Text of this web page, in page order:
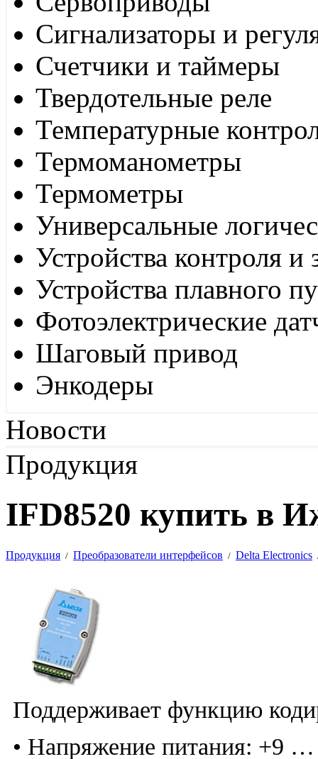
Сигнализаторы и
Счетчики и таймеры
Твердотельные реле
Температурные
Термоманометры
Термометры
Универсальные
Устройства контроля
Устройства плавного
Фотоэлектрические
Шаговый привод
Энкодеры
Новости
Продукция
IFD8520 купить в
Продукция / Преобразователи интерфейсов / Delta Electronics
Поддерживает функцию
• Напряжение питания: +9 …